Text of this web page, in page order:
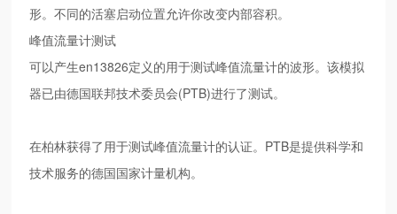
形。不同的活塞启动位置允许你改变内部容积。
峰值流量计测试
可以产生en13826定义的用于测试峰值流量计的波形。该模拟
器已由德国联邦技术委员会(PTB)进行了测试。
在柏林获得了用于测试峰值流量计的认证。PTB是提供科学和
技术服务的德国国家计量机构。